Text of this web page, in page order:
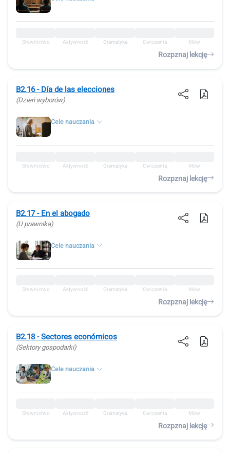
Słownictwo Aktywność Gramatyka Ćwiczenia Mów
Rozpznaj lekcję
B2.16 - Día de las elecciones
(Dzień wyborów)
Cele nauczania
Słownictwo Aktywność Gramatyka Ćwiczenia Mów
Rozpznaj lekcję
B2.17 - En el abogado
(U prawnika)
Cele nauczania
Słownictwo Aktywność Gramatyka Ćwiczenia Mów
Rozpznaj lekcję
B2.18 - Sectores económicos
(Sektory gospodarki)
Cele nauczania
Słownictwo Aktywność Gramatyka Ćwiczenia Mów
Rozpznaj lekcję